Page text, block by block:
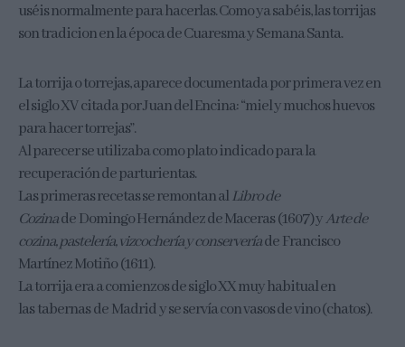
uséis normalmente para hacerlas. Como ya sabéis, las torrijas
son tradicion en la época de Cuaresma y Semana Santa.
La torrija o torrejas, aparece documentada por primera vez en
el siglo XV citada por Juan del Encina: “miel y muchos huevos
para hacer torrejas”.
Al parecer se utilizaba como plato indicado para la
recuperación de parturientas.
Las primeras recetas se remontan al Libro de
Cozinade Domingo Hernández de Maceras (1607) yArte de
cozina, pastelería, vizcochería y conserveríade Francisco
Martínez Motiño (1611).
La torrija era a comienzos de siglo XX muy habitual en
las tabernas de Madrid y se servía con vasos de vino (chatos).